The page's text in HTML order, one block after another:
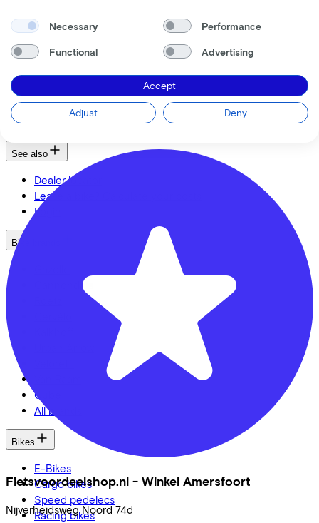
CC33 Amersfoort
Leusderweg 92
Fietsvoordeelshop.nl - Winkel Amersfoort
Nijverheidsweg Noord 74d
We enable mobility
Employers
Employees
Bike shops
See also
Dealer locator
Lease a bike? Calculate your costs
Login
Bike brands
Cannondale
Cube
All brands
Bikes
E-Bikes
Cargo bikes
Speed pedelecs
Racing bikes
Necessary Performance
Functional Advertising
Accept
Adjust Deny